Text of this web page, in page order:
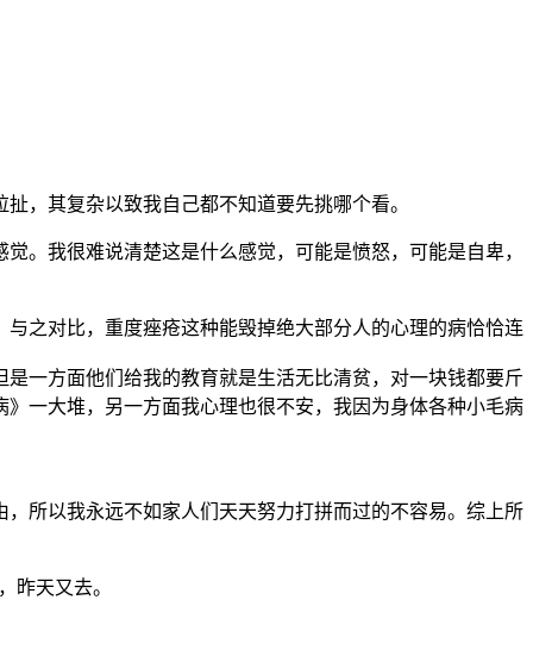
，其复杂以致我自己都不知道要先挑哪个看。
。我很难说清楚这是什么感觉，可能是愤怒，可能是自卑，
之对比，重度痤疮这种能毁掉绝大部分人的心理的病恰恰连
一方面他们给我的教育就是生活无比清贫，对一块钱都要斤
一大堆，另一方面我心理也很不安，我因为身体各种小毛病
所以我永远不如家人们天天努力打拼而过的不容易。综上所
昨天又去。